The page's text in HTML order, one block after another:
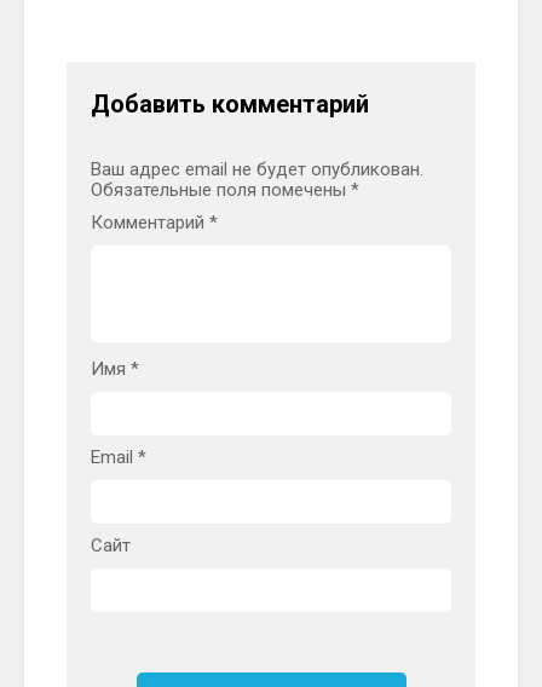
Добавить комментарий
Ваш адрес email не будет опубликован.
Обязательные поля помечены *
Комментарий *
Имя *
Email *
Сайт